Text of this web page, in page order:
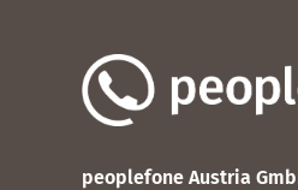
peoplefone Austria